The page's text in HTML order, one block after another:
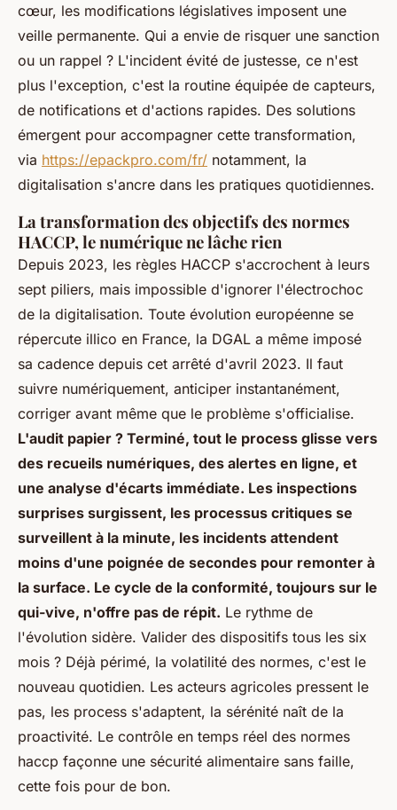
cœur, les modifications législatives imposent une
veille permanente. Qui a envie de risquer une sanction
ou un rappel ? L'incident évité de justesse, ce n'est
plus l'exception, c'est la routine équipée de capteurs,
de notifications et d'actions rapides. Des solutions
émergent pour accompagner cette transformation,
via https://epackpro.com/fr/ notamment, la
digitalisation s'ancre dans les pratiques quotidiennes.
La transformation des objectifs des normes
HACCP, le numérique ne lâche rien
Depuis 2023, les règles HACCP s'accrochent à leurs
sept piliers, mais impossible d'ignorer l'électrochoc
de la digitalisation. Toute évolution européenne se
répercute illico en France, la DGAL a même imposé
sa cadence depuis cet arrêté d'avril 2023. Il faut
suivre numériquement, anticiper instantanément,
corriger avant même que le problème s'officialise.
L'audit papier ? Terminé, tout le process glisse vers
des recueils numériques, des alertes en ligne, et
une analyse d'écarts immédiate. Les inspections
surprises surgissent, les processus critiques se
surveillent à la minute, les incidents attendent
moins d'une poignée de secondes pour remonter à
la surface. Le cycle de la conformité, toujours sur le
qui-vive, n'offre pas de répit. Le rythme de
l'évolution sidère. Valider des dispositifs tous les six
mois ? Déjà périmé, la volatilité des normes, c'est le
nouveau quotidien. Les acteurs agricoles pressent le
pas, les process s'adaptent, la sérénité naît de la
proactivité. Le contrôle en temps réel des normes
haccp façonne une sécurité alimentaire sans faille,
cette fois pour de bon.